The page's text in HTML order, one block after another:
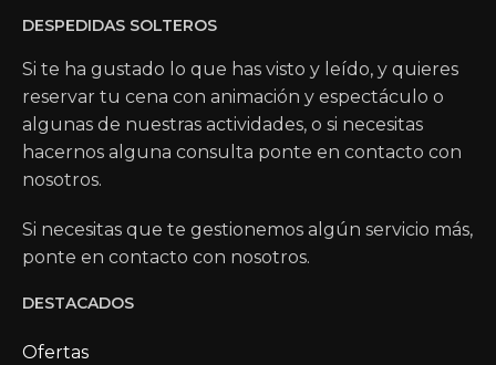
DESPEDIDAS SOLTEROS
Si te ha gustado lo que has visto y leído, y quieres
reservar tu cena con animación y espectáculo o
algunas de nuestras actividades, o si necesitas
hacernos alguna consulta ponte en contacto con
nosotros.
Si necesitas que te gestionemos algún servicio más,
ponte en contacto con nosotros.
DESTACADOS
Ofertas